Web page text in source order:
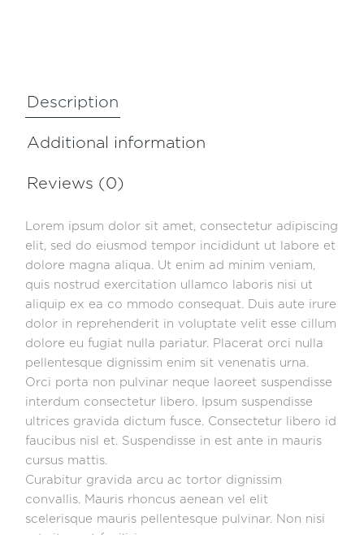
Description
Additional information
Reviews (0)
Lorem ipsum dolor sit amet, consectetur adipiscing
elit, sed do eiusmod tempor incididunt ut labore et
dolore magna aliqua. Ut enim ad minim veniam,
quis nostrud exercitation ullamco laboris nisi ut
aliquip ex ea co mmodo consequat. Duis aute irure
dolor in reprehenderit in voluptate velit esse cillum
dolore eu fugiat nulla pariatur. Placerat orci nulla
pellentesque dignissim enim sit venenatis urna.
Orci porta non pulvinar neque laoreet suspendisse
interdum consectetur libero. Ipsum suspendisse
ultrices gravida dictum fusce. Consectetur libero id
faucibus nisl et. Suspendisse in est ante in mauris
cursus mattis.
Curabitur gravida arcu ac tortor dignissim
convallis. Mauris rhoncus aenean vel elit
scelerisque mauris pellentesque pulvinar. Non nisi